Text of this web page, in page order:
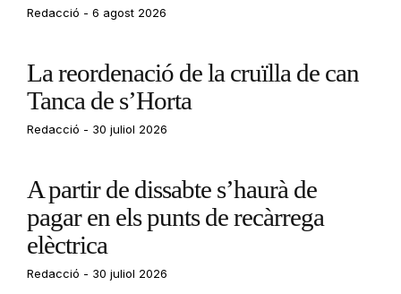
Redacció 6 agost 2026
La reordenació de la cruïlla de can
Tanca de s’Horta
Redacció 30 juliol 2026
A partir de dissabte s’haurà de
pagar en els punts de recàrrega
elèctrica
Redacció 30 juliol 2026